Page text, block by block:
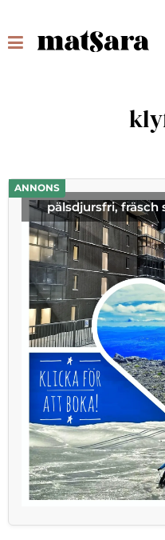
ANNONS
pälsdjursfri, fräsch